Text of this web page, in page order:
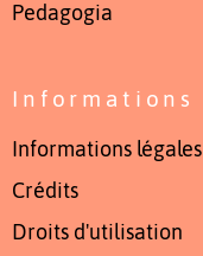
Pedagogia
Informations
Informations légales
Crédits
Droits d'utilisation